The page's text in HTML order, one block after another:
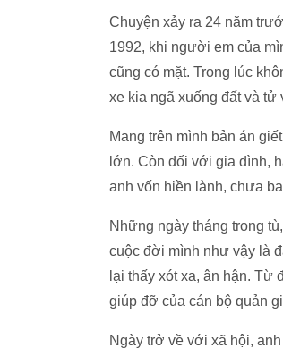
Chuyện xảy ra 24 năm
1992, khi người em của
cũng có mặt. Trong lúc
xe kia ngã xuống đất và tử
Mang trên mình bản án
lớn. Còn đối với gia đình,
anh vốn hiền lành, chưa
Những ngày tháng trong
cuộc đời mình như vậy là
lại thấy xót xa, ân hận.
giúp đỡ của cán bộ quản
Ngày trở về với xã hội,